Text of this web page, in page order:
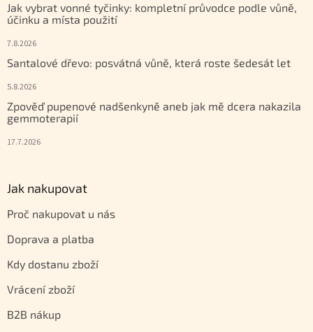
Jak vybrat vonné tyčinky: kompletní průvodce podle vůně,
účinku a místa použití
7.8.2026
Santalové dřevo: posvátná vůně, která roste šedesát let
5.8.2026
Zpověď pupenové nadšenkyně aneb jak mě dcera nakazila
gemmoterapií
17.7.2026
Jak nakupovat
Proč nakupovat u nás
Doprava a platba
Kdy dostanu zboží
Vrácení zboží
B2B nákup